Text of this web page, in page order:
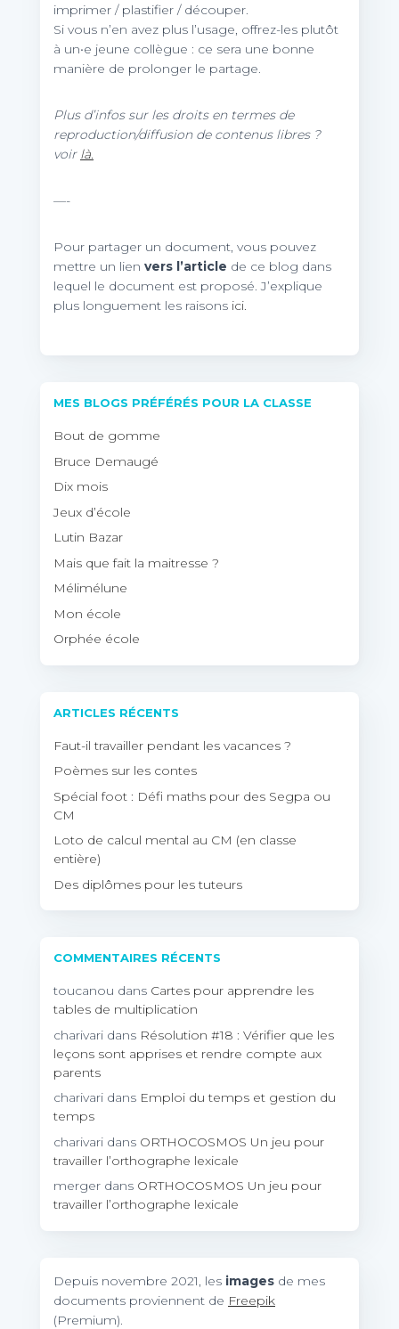
imprimer / plastifier / découper.
Si vous n’en avez plus l’usage, offrez-les plutôt
à un•e jeune collègue : ce sera une bonne
manière de prolonger le partage.
Plus d’infos sur les droits en termes de
reproduction/diffusion de contenus libres ?
voir là.
—-
Pour partager un document, vous pouvez
mettre un lien vers l’article de ce blog dans
lequel le document est proposé. J’explique
plus longuement les raisons ici.
MES BLOGS PRÉFÉRÉS POUR LA CLASSE
Bout de gomme
Bruce Demaugé
Dix mois
Jeux d’école
Lutin Bazar
Mais que fait la maitresse ?
Mélimélune
Mon école
Orphée école
ARTICLES RÉCENTS
Faut-il travailler pendant les vacances ?
Poèmes sur les contes
Spécial foot : Défi maths pour des Segpa ou
CM
Loto de calcul mental au CM (en classe
entière)
Des diplômes pour les tuteurs
COMMENTAIRES RÉCENTS
toucanou dans Cartes pour apprendre les
tables de multiplication
charivari dans Résolution #18 : Vérifier que les
leçons sont apprises et rendre compte aux
parents
charivari dans Emploi du temps et gestion du
temps
charivari dans ORTHOCOSMOS Un jeu pour
travailler l’orthographe lexicale
merger dans ORTHOCOSMOS Un jeu pour
travailler l’orthographe lexicale
Depuis novembre 2021, les images de mes
documents proviennent de Freepik
(Premium).